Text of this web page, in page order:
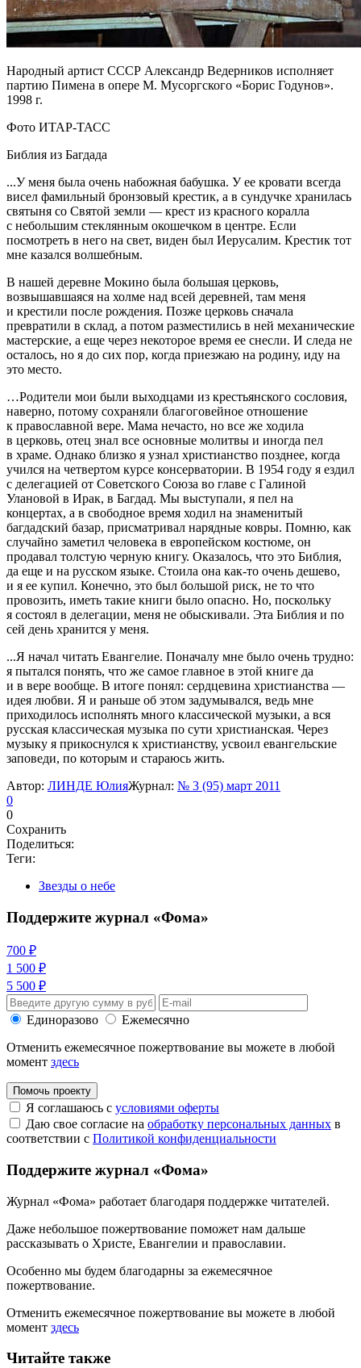
Народный артист СССР Александр Ведерников исполняет
партию Пимена в опере М. Мусоргского «Борис Годунов».
1998 г.
Фото ИТАР-ТАСС
Библия из Багдада
...У меня была очень набожная бабушка. У ее кровати всегда
висел фамильный бронзовый крестик, а в сундучке хранилась
святыня со Святой земли — крест из красного коралла
с небольшим стеклянным окошечком в центре. Если
посмотреть в него на свет, виден был Иерусалим. Крестик тот
мне казался волшебным.
В нашей деревне Мокино была большая церковь,
возвышавшаяся на холме над всей деревней, там меня
и крестили после рождения. Позже церковь сначала
превратили в склад, а потом разместились в ней механические
мастерские, а еще через некоторое время ее снесли. И следа не
осталось, но я до сих пор, когда приезжаю на родину, иду на
это место.
…Родители мои были выходцами из крестьянского сословия,
наверно, потому сохраняли благоговейное отношение
к православной вере. Мама нечасто, но все же ходила
в церковь, отец знал все основные молитвы и иногда пел
в храме. Однако близко я узнал христианство позднее, когда
учился на четвертом курсе консерватории. В 1954 году я ездил
с делегацией от Советского Союза во главе с Галиной
Улановой в Ирак, в Багдад. Мы выступали, я пел на
концертах, а в свободное время ходил на знаменитый
багдадский базар, присматривал нарядные ковры. Помню, как
случайно заметил человека в европейском костюме, он
продавал толстую черную книгу. Оказалось, что это Библия,
да еще и на русском языке. Стоила она как-то очень дешево,
и я ее купил. Конечно, это был большой риск, не то что
провозить, иметь такие книги было опасно. Но, поскольку
я состоял в делегации, меня не обыскивали. Эта Библия и по
сей день хранится у меня.
...Я начал читать Евангелие. Поначалу мне было очень трудно:
я пытался понять, что же самое главное в этой книге да
и в вере вообще. В итоге понял: сердцевина христианства —
идея любви. Я и раньше об этом задумывался, ведь мне
приходилось исполнять много классической музыки, а вся
русская классическая музыка по сути христианская. Через
музыку я прикоснулся к христианству, усвоил евангельские
заповеди, по которым и стараюсь жить.
Автор: ЛИНДЕ ЮлияЖурнал: № 3 (95) март 2011
0
0
Сохранить
Поделиться:
Теги:
Звезды о небе
Поддержите журнал «Фома»
700 ₽
1 500 ₽
5 500 ₽
Единоразово
Ежемесячно
Отменить ежемесячное пожертвование вы можете в любой
момент здесь
Помочь проекту
Я соглашаюсь с условиями оферты
Даю свое согласие на обработку персональных данных в
соответствии с Политикой конфиденциальности
Поддержите журнал «Фома»
Журнал «Фома» работает благодаря поддержке читателей.
Даже небольшое пожертвование поможет нам дальше
рассказывать о Христе, Евангелии и православии.
Особенно мы будем благодарны за ежемесячное
пожертвование.
Отменить ежемесячное пожертвование вы можете в любой
момент здесь
Читайте также